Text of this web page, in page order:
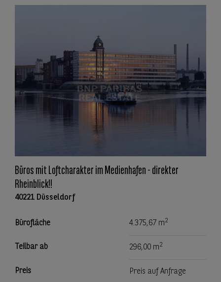
Büros mit Loftcharakter im Medienhafen - direkter
Rheinblick!!
40221 Düsseldorf
Bürofläche 4.375,67 m2
Teilbar ab 296,00 m2
Preis Preis auf Anfrage